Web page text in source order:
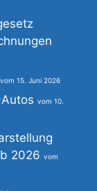
15. Juni 2026
10.
2026